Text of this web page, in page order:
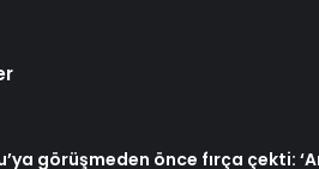
görüşmeden önce fırça çekti: